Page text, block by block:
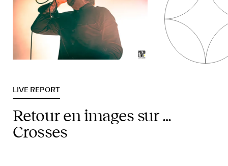
LIVE REPORT
Retour en images sur …
Crosses